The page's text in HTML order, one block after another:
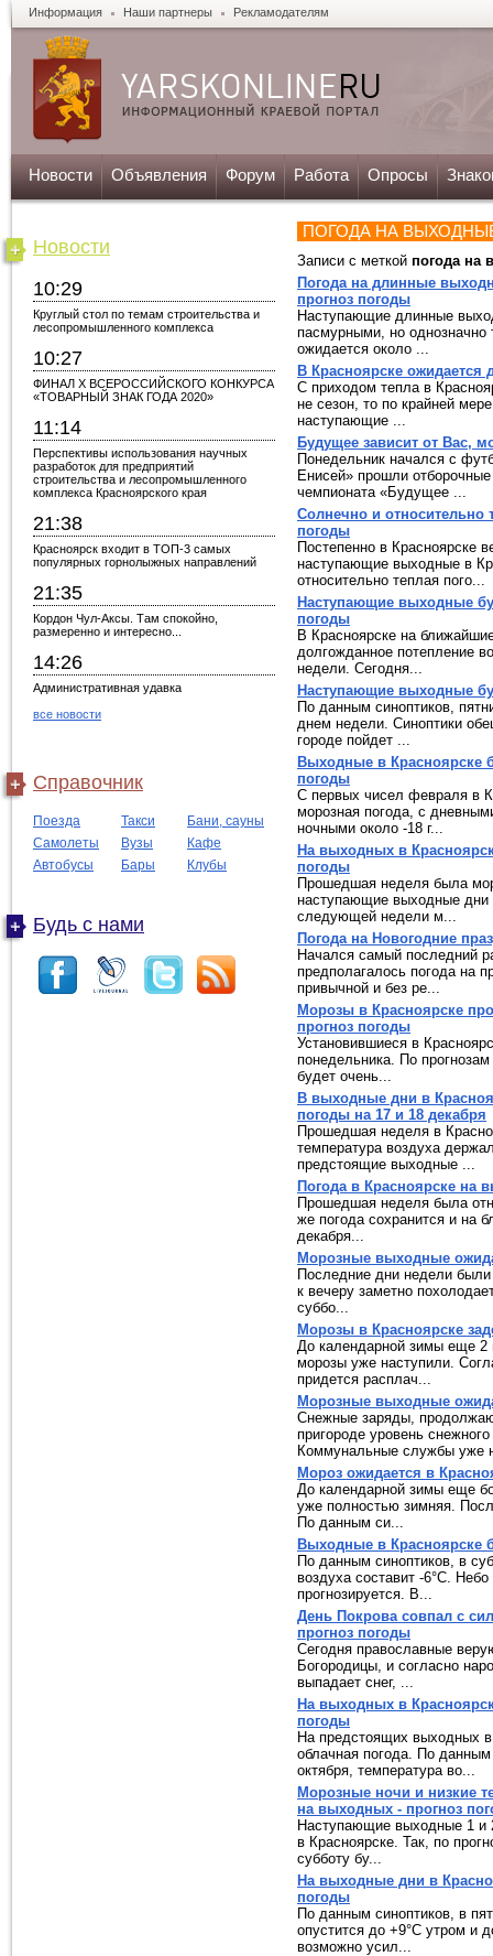
Информация Наши партнеры Рекламодателям
Новости Объявления Форум Работа Опросы
Новости
10:29
Круглый стол по темам строительства и
лесопромышленного комплекса
10:27
ФИНАЛ X ВСЕРОССИЙСКОГО КОНКУРСА
«ТОВАРНЫЙ ЗНАК ГОДА 2020»
11:14
Перспективы использования научных
разработок для предприятий
строительства и лесопромышленного
комплекса Красноярского края
21:38
Красноярск входит в ТОП-3 самых
популярных горнолыжных направлений
21:35
Кордон Чул-Аксы. Там спокойно,
размеренно и интересно...
14:26
Административная удавка
все новости
Справочник
Поезда Такси
Бани, сауны
Самолеты
Вузы
Кафе
Автобусы
Бары Клубы
Будь с нами
ПОГОДА НА
Записи с меткой погода на
Погода на длинные
прогноз погоды
Наступающие длинные
пасмурными, но
ожидается около ...
В Красноярске ожидается
С приходом тепла в
не сезон, то по крайней
наступающие ...
Будущее зависит от Вас,
Понедельник начался с
Енисей» прошли
чемпионата «Будущее ...
Солнечно и относительно
погоды
Постепенно в Красноярске
наступающие выходные в
относительно теплая пого...
Наступающие выходные
погоды
В Красноярске на
долгожданное потепление
недели. Сегодня...
Наступающие выходные
По данным синоптиков,
днем недели. Синоптики
городе пойдет ...
Выходные в Красноярске
погоды
С первых чисел февраля в
морозная погода, с
ночными около -18 г...
На выходных в
погоды
Прошедшая неделя была
наступающие выходные дни
следующей недели м...
Погода на Новогодние
Начался самый последний
предполагалось погода на
привычной и без ре...
Морозы в Красноярске
прогноз погоды
Установившиеся в
понедельника. По
будет очень...
В выходные дни в
погоды на 17 и 18 декабря
Прошедшая неделя в
температура воздуха
предстоящие выходные ...
Погода в Красноярске на
Прошедшая неделя была
же погода сохранится и на
декабря...
Морозные выходные
Последние дни недели
к вечеру заметно
суббо...
Морозы в Красноярске
До календарной зимы еще 2
морозы уже наступили.
придется расплач...
Морозные выходные
Снежные заряды,
пригороде уровень
Коммунальные службы уже
Мороз ожидается в
До календарной зимы еще
уже полностью зимняя.
По данным си...
Выходные в Красноярске
По данным синоптиков, в
воздуха составит -6°C.
прогнозируется. В...
День Покрова совпал с
прогноз погоды
Сегодня православные
Богородицы, и согласно
выпадает снег, ...
На выходных в
погоды
На предстоящих выходных
облачная погода. По
октября, температура во...
Морозные ночи и низкие
на выходных - прогноз
Наступающие выходные 1 и
в Красноярске. Так, по
субботу бу...
На выходные дни в
погоды
По данным синоптиков, в
опустится до +9°C утром и
возможно усил...